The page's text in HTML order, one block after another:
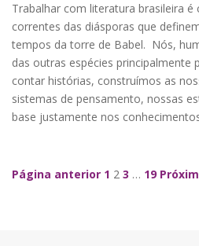
Trabalhar com literatura brasileira
correntes das diásporas que
tempos da torre de Babel. Nós,
das outras espécies principalmente
contar histórias, construímos as
sistemas de pensamento, nossas
base justamente nos
Navegação de
Página anterior 1 2 3 … 19